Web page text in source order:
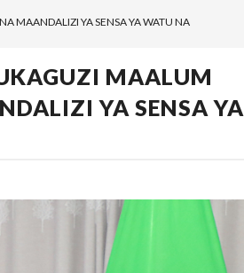
MAANDALIZI YA SENSA YA WATU NA
MAALUM
YA SENSA YA